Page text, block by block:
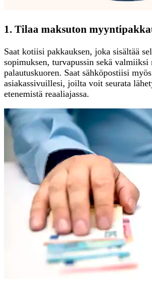
1. Tilaa maksuton
Saat kotiisi pakkauksen, joka sisältää
sopimuksen, turvapussin sekä valmiiksi
palautuskuoren. Saat sähköpostiisi
asiakassivuillesi, joilta voit seurata
etenemistä reaaliajassa.